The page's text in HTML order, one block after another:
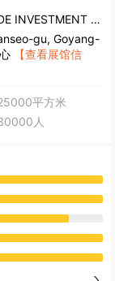
PROMOTION AGENCY
gu, Goyang-
【查看展馆信
平方米
人